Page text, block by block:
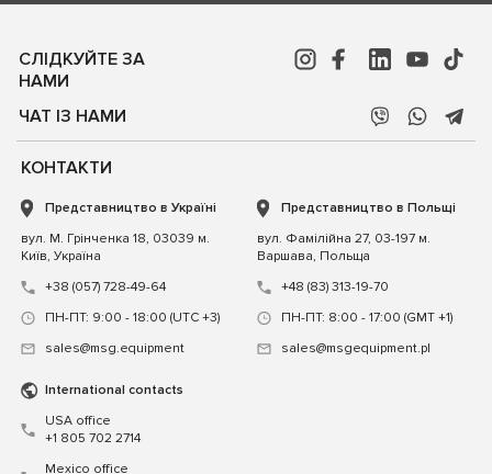
СЛІДКУЙТЕ ЗА
НАМИ
ЧАТ ІЗ НАМИ
КОНТАКТИ
Представництво в Україні
вул. М. Грінченка 18, 03039 м.
Київ, Україна
+38 (057) 728-49-64
ПН-ПТ: 9:00 - 18:00 (UTC +3)
sales@msg.equipment
Представництво в Польщі
вул. Фамілійна 27, 03-197 м.
Варшава, Польща
+48 (83) 313-19-70
ПН-ПТ: 8:00 - 17:00 (GMT +1)
sales@msgequipment.pl
International contacts
USA office
+1 805 702 2714
Mexico office